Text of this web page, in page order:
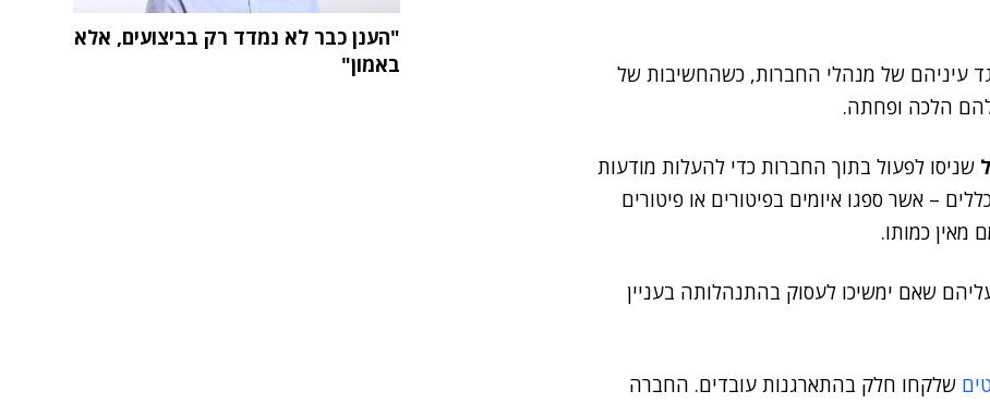
עיניהם של מנהלי החברות, כשהחשיבות של
הלכה ופחתה.
שניסו לפעול בתוך החברות כדי להעלות מודעות
– אשר ספגו איומים בפיטורים או פיטורים
מאין כמותו.
שאם ימשיכו לעסוק בהתנהלותה בעניין
שלקחו חלק בהתארגנות עובדים. החברה
"הענן כבר לא נמדד רק בביצועים, אלא
באמון"